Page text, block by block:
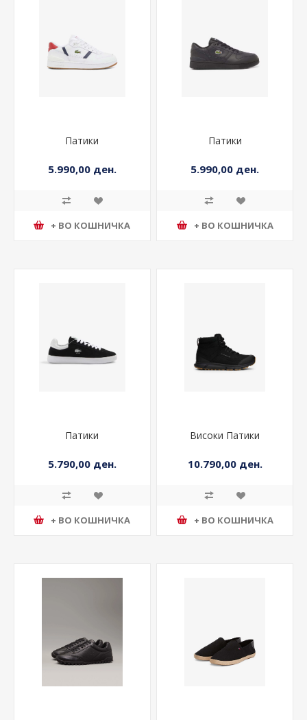
Патики
5.990,00 ден.
+ ВО КОШНИЧКА
Патики
5.990,00 ден.
+ ВО КОШНИЧКА
Патики
5.790,00 ден.
+ ВО КОШНИЧКА
Високи Патики
10.790,00 ден.
+ ВО КОШНИЧКА